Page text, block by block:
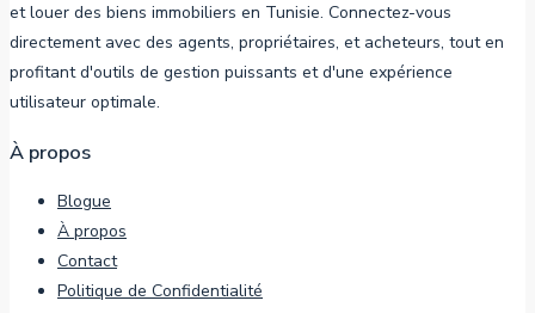
et louer des biens immobiliers en Tunisie. Connectez-vous
directement avec des agents, propriétaires, et acheteurs, tout en
profitant d'outils de gestion puissants et d'une expérience
utilisateur optimale.
À propos
Blogue
À propos
Contact
Politique de Confidentialité